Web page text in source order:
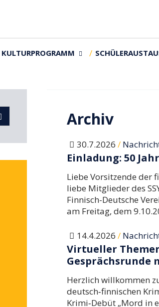
KULTURPROGRAMM
Archiv
30.7.2026/
Einladung: 50
Liebe Vorsitzende der
liebe Mitglieder des
Finnisch-Deutsche
am Freitag, dem
14.4.2026/
Virtueller
Herzlich willkommen
deutsch‑finnischen
Krimi‑Debüt „Mord in